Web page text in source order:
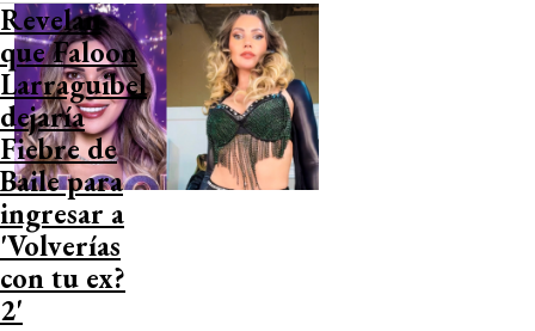
Revelan
que Faloon
Larraguibel
dejaría
Fiebre de
Baile para
ingresar a
'Volverías
con tu ex?
2'